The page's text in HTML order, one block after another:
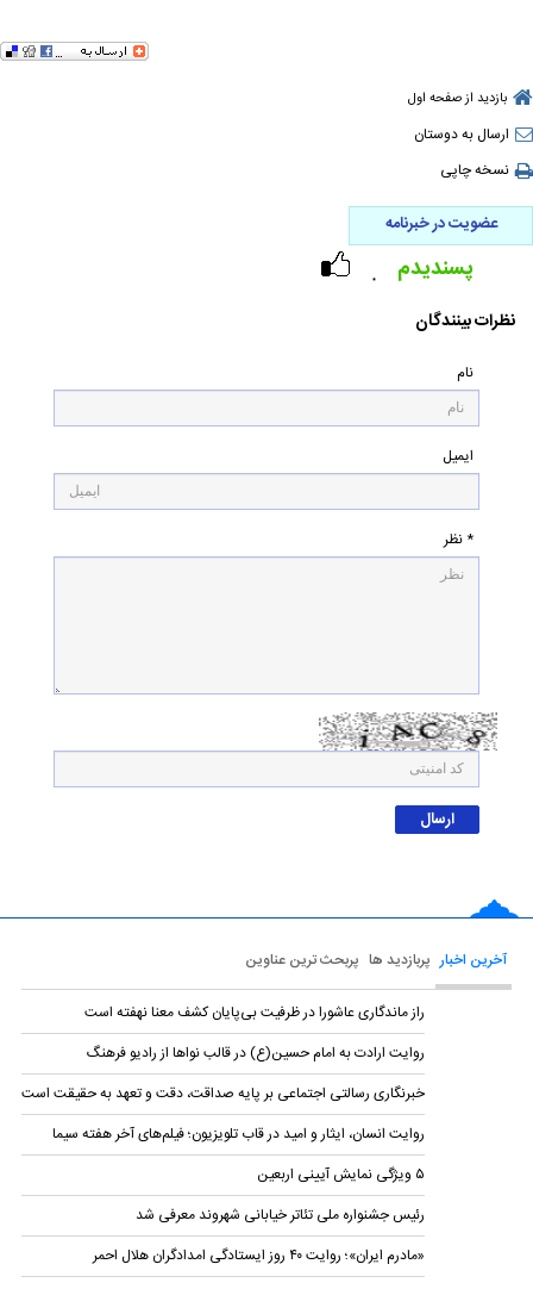
بازدید از صفحه اول
ارسال به دوستان
نسخه چاپی
عضویت در خبرنامه
۰ پسندیدم
نظرات بینندگان
نام
ایمیل
* نظر
آخرین اخبار پربازدید ها پربحث ترین عناوین
راز ماندگاری عاشورا در ظرفیت بی‌پایان کشف معنا نهفته است
روایت ارادت به امام حسین(ع) در قالب نواها از رادیو فرهنگ
خبرنگاری رسالتی اجتماعی بر پایه صداقت، دقت و تعهد به حقیقت است
روایت انسان، ایثار و امید در قاب تلویزیون؛ فیلم‌های آخر هفته سیما
۵ ویژگی نمایش‌ آیینی اربعین
رئیس جشنواره ملی تئاتر خیابانی شهروند معرفی شد
«مادرم ایران»؛ روایت ۴۰ روز ایستادگی امدادگران هلال احمر